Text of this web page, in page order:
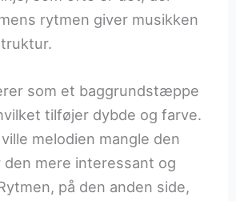
rytmen giver musikken
som et baggrundstæppe
tilføjer dybde og farve.
melodien mangle den
mere interessant og
på den anden side,